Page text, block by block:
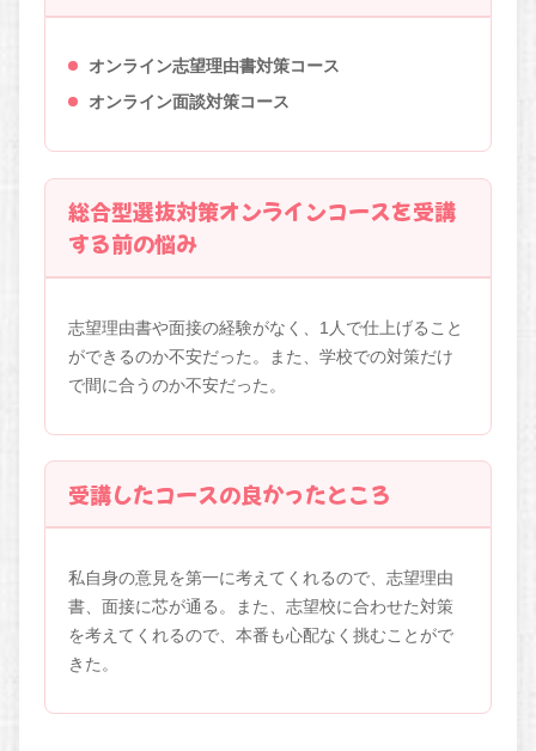
オンライン志望理由書対策コース
オンライン面談対策コース
総合型選抜対策オンラインコースを受講
する前の悩み
志望理由書や面接の経験がなく、1人で仕上げること
ができるのか不安だった。また、学校での対策だけ
で間に合うのか不安だった。
受講したコースの良かったところ
私自身の意見を第一に考えてくれるので、志望理由
書、面接に芯が通る。また、志望校に合わせた対策
を考えてくれるので、本番も心配なく挑むことがで
きた。